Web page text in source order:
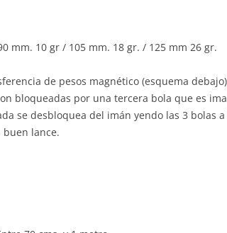
mm. 10 gr / 105 mm. 18 gr. / 125 mm 26 gr.
de pesos magnético (esquema
bloqueadas por una tercera bola que es
se desbloquea del imán yendo las 3 bolas
lance.